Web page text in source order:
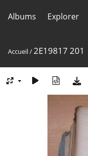
Albums Explorer
Accueil/2E19817 201